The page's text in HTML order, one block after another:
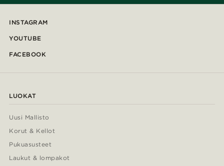
INSTAGRAM
YOUTUBE
FACEBOOK
LUOKAT
Uusi Mallisto
Korut & Kellot
Pukuasusteet
Laukut & lompakot